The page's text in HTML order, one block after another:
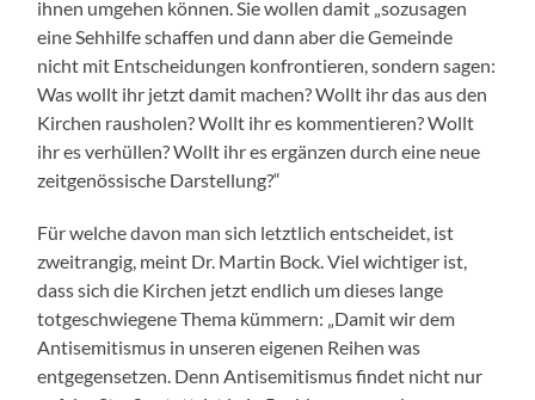
ihnen umgehen können. Sie wollen damit „sozusagen
eine Sehhilfe schaffen und dann aber die Gemeinde
nicht mit Entscheidungen konfrontieren, sondern sagen:
Was wollt ihr jetzt damit machen? Wollt ihr das aus den
Kirchen rausholen? Wollt ihr es kommentieren? Wollt
ihr es verhüllen? Wollt ihr es ergänzen durch eine neue
zeitgenössische Darstellung?“
Für welche davon man sich letztlich entscheidet, ist
zweitrangig, meint Dr. Martin Bock. Viel wichtiger ist,
dass sich die Kirchen jetzt endlich um dieses lange
totgeschwiegene Thema kümmern: „Damit wir dem
Antisemitismus in unseren eigenen Reihen was
entgegensetzen. Denn Antisemitismus findet nicht nur